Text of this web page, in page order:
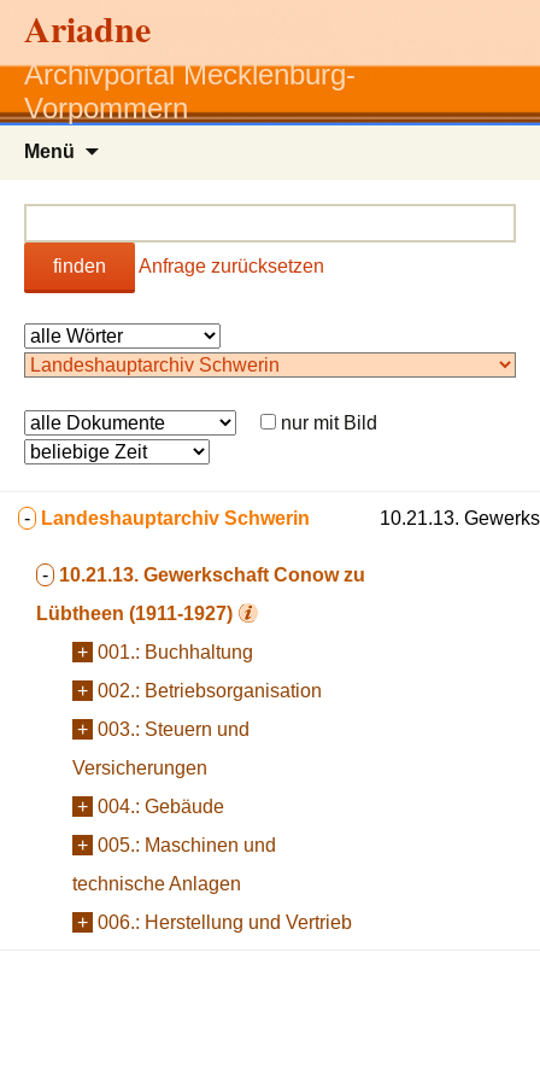
Ariadne
Archivportal Mecklenburg-
Vorpommern
Menü
finden Anfrage zurücksetzen
nur mit Bild
- Landeshauptarchiv Schwerin
- 10.21.13. Gewerkschaft Conow zu
Lübtheen (1911-1927)
+ 001.: Buchhaltung
+ 002.: Betriebsorganisation
+ 003.: Steuern und
Versicherungen
+ 004.: Gebäude
+ 005.: Maschinen und
technische Anlagen
+ 006.: Herstellung und Vertrieb
10.21.13.